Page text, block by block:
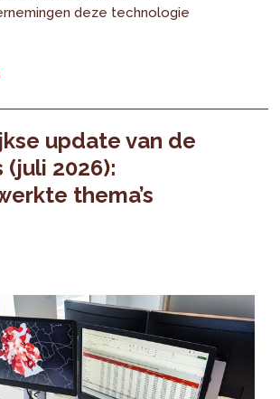
deze technologie
update van de
(juli 2026):
thema’s